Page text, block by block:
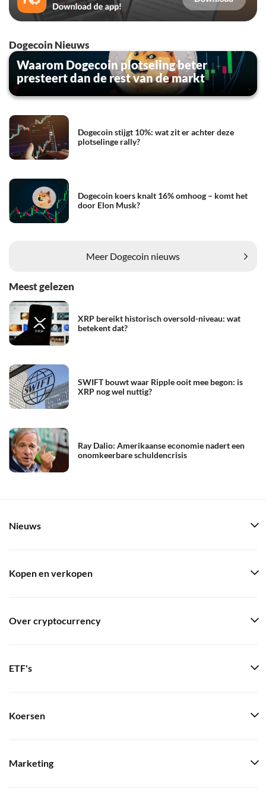
Dogecoin Nieuws
Waarom Dogecoin plotseling beter
presteert dan de rest van de markt
Dogecoin stijgt 10%: wat zit er achter deze
plotselinge rally?
Dogecoin koers knalt 16% omhoog – komt het
door Elon Musk?
Meer Dogecoin nieuws
Meest gelezen
XRP bereikt historisch oversold-niveau: wat
betekent dat?
SWIFT bouwt waar Ripple ooit mee begon: is
XRP nog wel nuttig?
Ray Dalio: Amerikaanse economie nadert een
onomkeerbare schuldencrisis
Nieuws
Kopen en verkopen
Over cryptocurrency
ETF's
Koersen
Marketing